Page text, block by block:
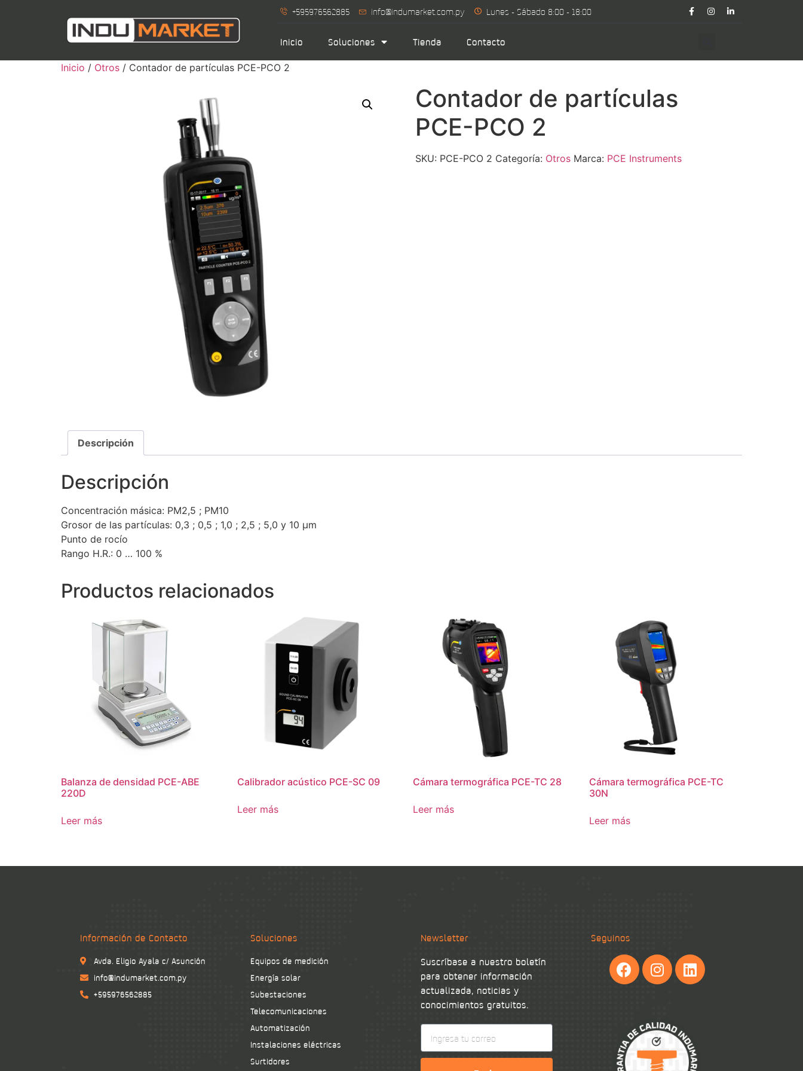
+595976562885 info@indumarket.com.py Lunes - Sábado 8:00 - 18:00
Inicio Soluciones Tienda Contacto
Inicio / Otros / Contador de partículas PCE-PCO 2
Contador de partículas
PCE-PCO 2
SKU: PCE-PCO 2 Categoría: Otros Marca: PCE Instruments
Descripción
Descripción
Concentración másica: PM2,5 ; PM10
Grosor de las partículas: 0,3 ; 0,5 ; 1,0 ; 2,5 ; 5,0 y 10 µm
Punto de rocío
Rango H.R.: 0 … 100 %
Productos relacionados
Balanza de densidad PCE-ABE
220D
Leer más
Calibrador acústico PCE-SC 09
Leer más
Cámara termográfica PCE-TC 28
Leer más
Cámara termográfica PCE-TC
30N
Leer más
Información de Contacto
Avda. Eligio Ayala c/ Asunción
info@indumarket.com.py
+595976562885
Soluciones
Equipos de medición
Energía solar
Subestaciones
Telecomunicaciones
Automatización
Instalaciones eléctricas
Surtidores
Newsletter
Suscríbase a nuestro boletín
para obtener información
actualizada, noticias y
conocimientos gratuitos.
Seguinos